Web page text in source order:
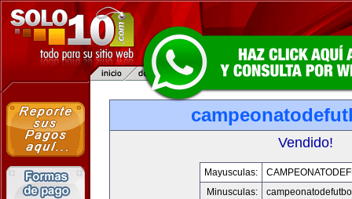
Vendido!
Mayusculas:
Minusculas: